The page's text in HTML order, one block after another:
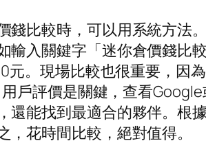
錢比較時，可以用系統方法
輸入關鍵字「迷你倉價錢比
元。現場比較也很重要，因
戶評價是關鍵，查看
還能找到最適合的夥伴。根
，花時間比較，絕對值得。